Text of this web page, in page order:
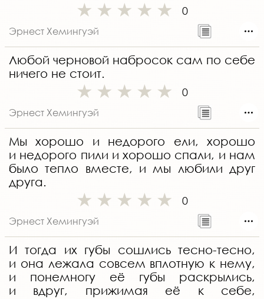
0
Эрнест Хемингуэй
Любой черновой набросок сам по себе
ничего не стоит.
0
Эрнест Хемингуэй
Мы хорошо и недорого ели, хорошо
и недорого пили и хорошо спали, и нам
было тепло вместе, и мы любили друг
друга.
0
Эрнест Хемингуэй
И тогда их губы сошлись тесно-тесно,
и она лежала совсем вплотную к нему,
и понемногу её губы раскрылись,
и вдруг, прижимая её к себе,